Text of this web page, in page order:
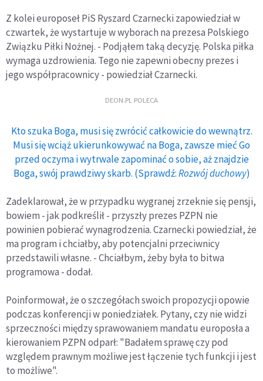
Z kolei europoseł PiS Ryszard Czarnecki zapowiedział w
czwartek, że wystartuje w wyborach na prezesa Polskiego
Związku Piłki Nożnej. - Podjąłem taką decyzję. Polska piłka
wymaga uzdrowienia. Tego nie zapewni obecny prezes i
jego współpracownicy - powiedział Czarnecki.
DEON.PL POLECA
Kto szuka Boga, musi się zwrócić całkowicie do wewnątrz.
Musi się wciąż ukierunkowywać na Boga, zawsze mieć Go
przed oczyma i wytrwale zapominać o sobie, aż znajdzie
Boga, swój prawdziwy skarb. (Sprawdź:Rozwój duchowy)
Zadeklarował, że w przypadku wygranej zrzeknie się pensji,
bowiem - jak podkreślił - przyszły prezes PZPN nie
powinien pobierać wynagrodzenia. Czarnecki powiedział, że
ma program i chciałby, aby potencjalni przeciwnicy
przedstawili własne. - Chciałbym, żeby była to bitwa
programowa - dodał.
Poinformował, że o szczegółach swoich propozycji opowie
podczas konferencji w poniedziałek. Pytany, czy nie widzi
sprzeczności między sprawowaniem mandatu europosła a
kierowaniem PZPN odparł: "Badałem sprawę czy pod
względem prawnym możliwe jest łączenie tych funkcji i jest
to możliwe".